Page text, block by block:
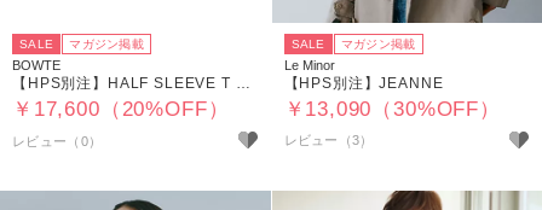
SALE マガジン掲載
BOWTE
￥17,600（20%OFF）
SALE マガジン掲載
Le Minor
【HPS別注】JEANNE
￥13,090（30%OFF）
レビュー（3）